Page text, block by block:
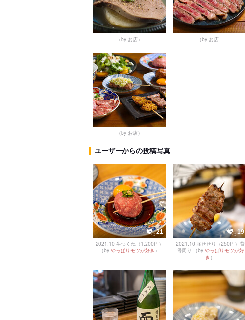
（by お店） （by お店）
（by お店）
ユーザーからの投稿写真
21
2021.10 生つくね（1,200円）
（by やっぱりモツが好き ）
19
2021.10 豚せせり（250円）背
骨周り
（by やっぱりモツが好
き ）